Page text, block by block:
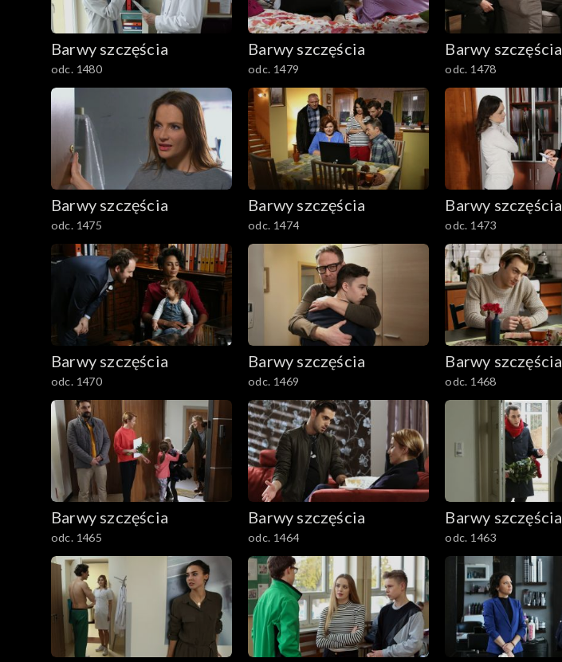
1501–1600
1401–1500
1301–1400
1201–1300
1101–1200
1001–1100
901–1000
801–900
782–800
Barwy szczęścia
odc. 1480
Barwy szczęścia
odc. 1479
Barwy szczęścia
odc. 1478
Barwy szczęścia
odc. 1475
Barwy szczęścia
odc. 1474
Barwy szczęścia
odc. 1473
Barwy szczęścia
odc. 1470
Barwy szczęścia
odc. 1469
Barwy szczęścia
odc. 1468
Barwy szczęścia
odc. 1465
Barwy szczęścia
odc. 1464
Barwy szczęścia
odc. 1463